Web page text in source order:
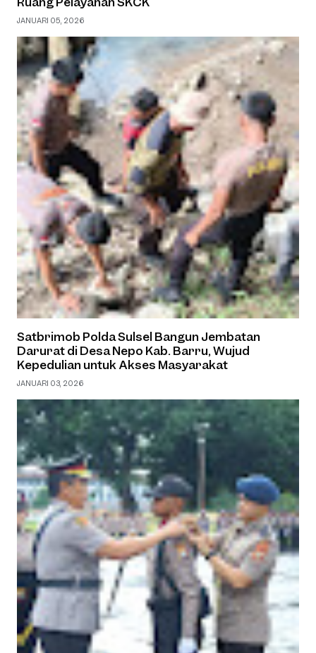
JANUARI 05, 2026
Satbrimob Polda Sulsel Bangun Jembatan
Darurat di Desa Nepo Kab. Barru, Wujud
Kepedulian untuk Akses Masyarakat
JANUARI 03, 2026